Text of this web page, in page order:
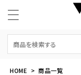
HOME 商品一覧